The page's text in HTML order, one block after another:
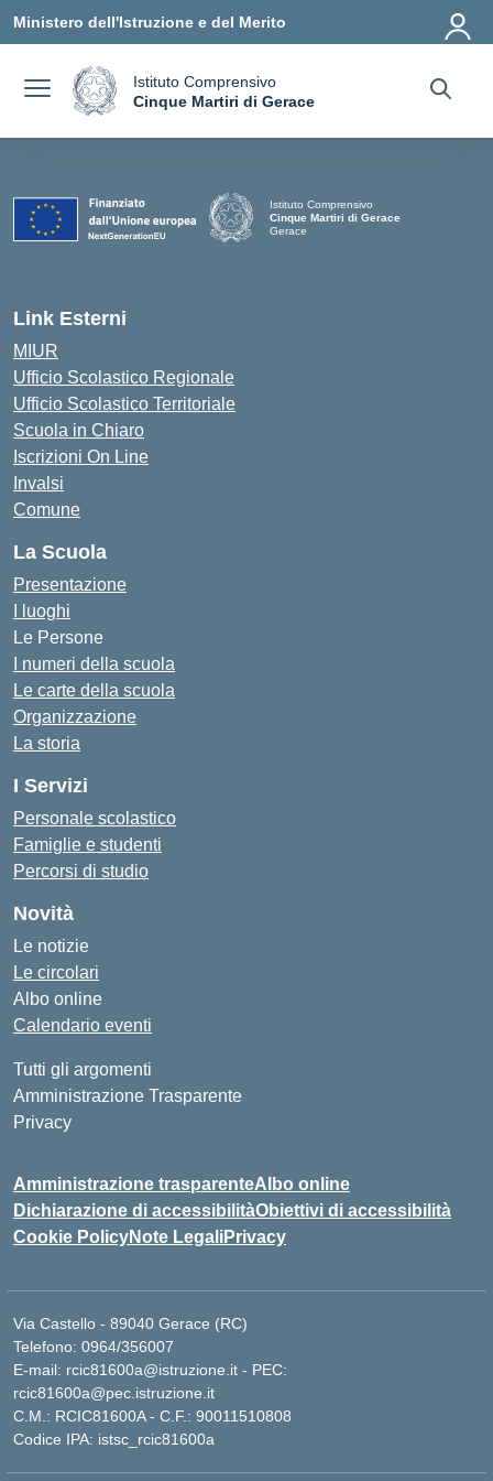
Ministero dell'Istruzione e del Merito
Istituto Comprensivo
Cinque Martiri di Gerace
Istituto Comprensivo
Cinque Martiri di Gerace
Gerace
Link Esterni
MIUR
Ufficio Scolastico Regionale
Ufficio Scolastico Territoriale
Scuola in Chiaro
Iscrizioni On Line
Invalsi
Comune
La Scuola
Presentazione
I luoghi
Le Persone
I numeri della scuola
Le carte della scuola
Organizzazione
La storia
I Servizi
Personale scolastico
Famiglie e studenti
Percorsi di studio
Novità
Le notizie
Le circolari
Albo online
Calendario eventi
Tutti gli argomenti
Amministrazione Trasparente
Privacy
Amministrazione trasparenteAlbo online
Dichiarazione di accessibilitàObiettivi di accessibilità
Cookie PolicyNote LegaliPrivacy
Via Castello - 89040 Gerace (RC)
Telefono: 0964/356007
E-mail: rcic81600a@istruzione.it - PEC:
rcic81600a@pec.istruzione.it
C.M.: RCIC81600A - C.F.: 90011510808
Codice IPA: istsc_rcic81600a